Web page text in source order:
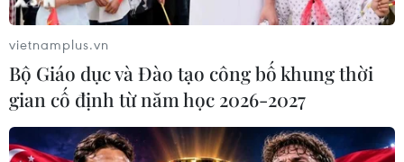
vietnamplus.vn
Bộ Giáo dục và Đào tạo công bố khung thời
gian cố định từ năm học 2026-2027